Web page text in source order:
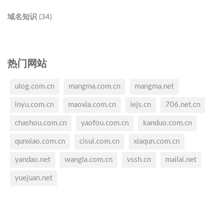
域名知识 (34)
热门网站
ulog.com.cn mangma.com.cn mangma.net
inyu.com.cn maoxia.com.cn iejs.cn 706.net.cn
chashou.com.cn yaofou.com.cn kanduo.com.cn
qunxiao.com.cn cisui.com.cn xiaqun.com.cn
yandao.net wangla.com.cn vssh.cn mailai.net
yuejuan.net